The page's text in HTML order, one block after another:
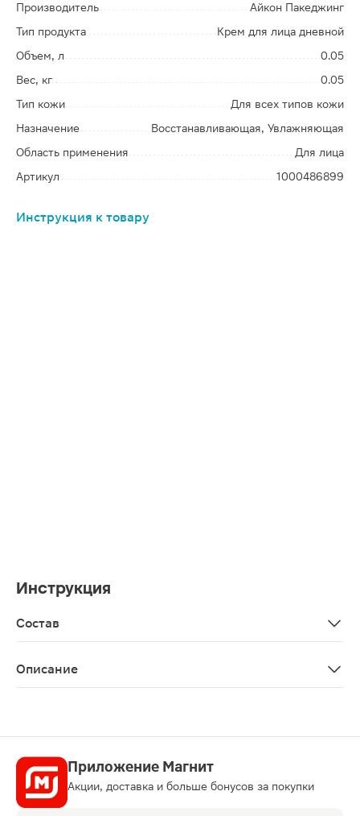
Производитель
Айкон Пакеджинг
Тип продукта
Крем для лица дневной
Объем, л
0.05
Вес, кг
0.05
Тип кожи
Для всех типов кожи
Назначение
Восстанавливающая, Увлажняющая
Область применения
Для лица
Артикул
1000486899
Инструкция к товару
Инструкция
Состав
Описание
Приложение Магнит
Акции, доставка и больше бонусов за покупки